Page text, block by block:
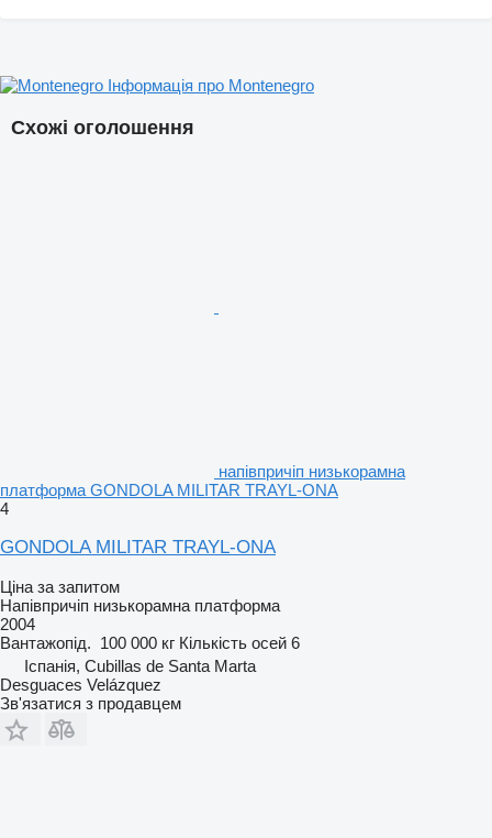
Схожі оголошення
напівпричіп низькорамна
платформа GONDOLA MILITAR TRAYL-ONA
4
GONDOLA MILITAR TRAYL-ONA
Ціна за запитом
Напівпричіп низькорамна платформа
2004
Вантажопід. 100 000 кг Кількість осей 6
Іспанія, Cubillas de Santa Marta
Desguaces Velázquez
Зв'язатися з продавцем
Інформація про Montenegro